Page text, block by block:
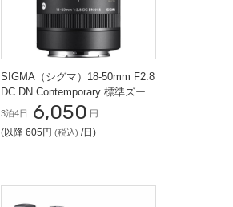
SIGMA（シグマ）18-50mm F2.8
DC DN Contemporary 標準ズーム
レンズ (SONY Eマウント用)
3泊4日 6,050 円
(以降 605円 (税込) /日)